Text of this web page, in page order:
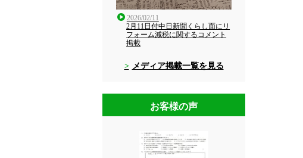
2026/02/11
2月11日付中日新聞くらし面にリ
フォーム減税に関するコメント
掲載
メディア掲載一覧を見る
お客様の声